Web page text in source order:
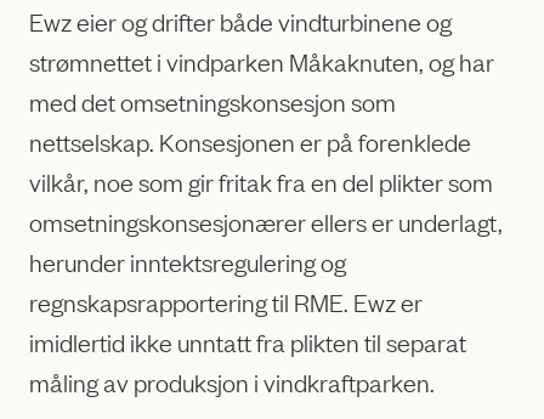
Ewz eier og drifter både vindturbinene og
strømnettet i vindparken Måkaknuten, og har
med det omsetningskonsesjon som
nettselskap. Konsesjonen er på forenklede
vilkår, noe som gir fritak fra en del plikter som
omsetningskonsesjonærer ellers er underlagt,
herunder inntektsregulering og
regnskapsrapportering til RME. Ewz er
imidlertid ikke unntatt fra plikten til separat
måling av produksjon i vindkraftparken.